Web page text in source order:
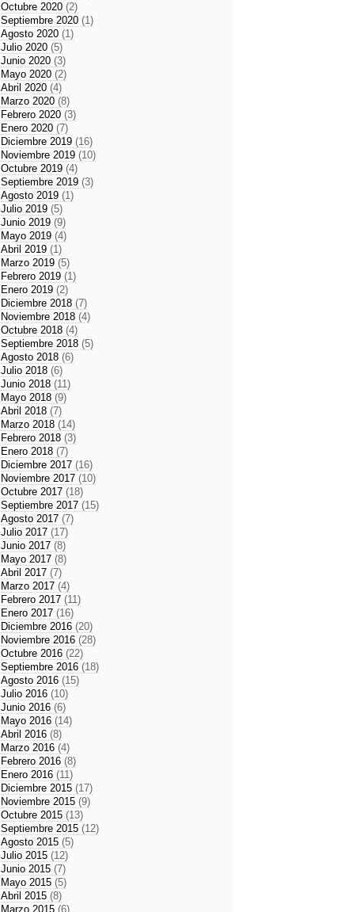
Octubre 2020 (2)
Septiembre 2020 (1)
Agosto 2020 (1)
Julio 2020 (5)
Junio 2020 (3)
Mayo 2020 (2)
Abril 2020 (4)
Marzo 2020 (8)
Febrero 2020 (3)
Enero 2020 (7)
Diciembre 2019 (16)
Noviembre 2019 (10)
Octubre 2019 (4)
Septiembre 2019 (3)
Agosto 2019 (1)
Julio 2019 (5)
Junio 2019 (9)
Mayo 2019 (4)
Abril 2019 (1)
Marzo 2019 (5)
Febrero 2019 (1)
Enero 2019 (2)
Diciembre 2018 (7)
Noviembre 2018 (4)
Octubre 2018 (4)
Septiembre 2018 (5)
Agosto 2018 (6)
Julio 2018 (6)
Junio 2018 (11)
Mayo 2018 (9)
Abril 2018 (7)
Marzo 2018 (14)
Febrero 2018 (3)
Enero 2018 (7)
Diciembre 2017 (16)
Noviembre 2017 (10)
Octubre 2017 (18)
Septiembre 2017 (15)
Agosto 2017 (7)
Julio 2017 (17)
Junio 2017 (8)
Mayo 2017 (8)
Abril 2017 (7)
Marzo 2017 (4)
Febrero 2017 (11)
Enero 2017 (16)
Diciembre 2016 (20)
Noviembre 2016 (28)
Octubre 2016 (22)
Septiembre 2016 (18)
Agosto 2016 (15)
Julio 2016 (10)
Junio 2016 (6)
Mayo 2016 (14)
Abril 2016 (8)
Marzo 2016 (4)
Febrero 2016 (8)
Enero 2016 (11)
Diciembre 2015 (17)
Noviembre 2015 (9)
Octubre 2015 (13)
Septiembre 2015 (12)
Agosto 2015 (5)
Julio 2015 (12)
Junio 2015 (7)
Mayo 2015 (5)
Abril 2015 (8)
Marzo 2015 (6)